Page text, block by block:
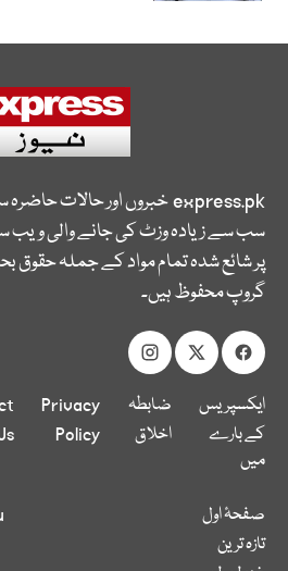
express.pkخبروں اور حالات
سب سے زیادہ وزٹ کی جانے والی
پر شائع شدہ تمام مواد کے جملہ حقوق
گروپ محفوظ ہیں۔
ایکسپریس
کے بارے
میں
ضابطہ
اخلاق
Privacy
Policy
صفحۂ اول
تازہ ترین